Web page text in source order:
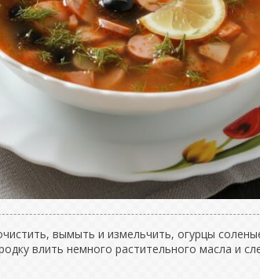
вымыть и измельчить, огурцы
влить немного растительного масла и